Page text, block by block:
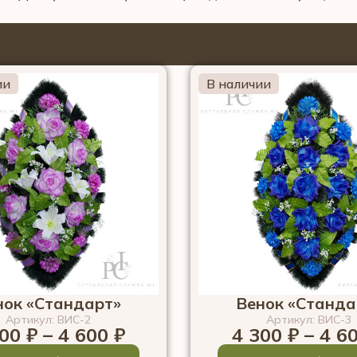
«Стандарт»
Артикул: ВИС-2
₽ – 4 600₽
Венок
Артикул: ВИС-3
4 300 ₽ – 4
В наличии